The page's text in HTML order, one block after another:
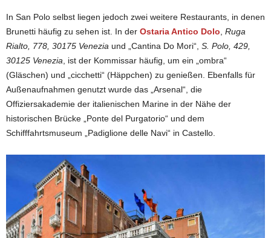
In San Polo selbst liegen jedoch zwei weitere Restaurants, in denen
Brunetti häufig zu sehen ist. In der Ostaria Antico Dolo Ruga
Rialto, 778, 30175 Venezia und „Cantina Do Mori“, S. Polo, 429,
30125 Venezia , ist der Kommissar häufig, um ein „ombra“
(Gläschen) und „cicchetti“ (Häppchen) zu genießen. Ebenfalls für
Außenaufnahmen genutzt wurde das „Arsenal“, die
Offiziersakademie der italienischen Marine in der Nähe der
historischen Brücke „Ponte del Purgatorio“ und dem
Schifffahrtsmuseum „Padiglione delle Navi“ in Castello.